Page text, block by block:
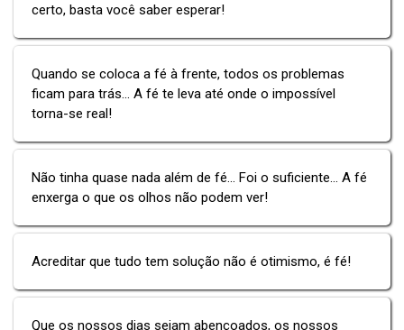
certo, basta você saber esperar!
Quando se coloca a fé à frente, todos os problemas
ficam para trás... A fé te leva até onde o impossível
torna-se real!
Não tinha quase nada além de fé... Foi o suficiente... A fé
enxerga o que os olhos não podem ver!
Acreditar que tudo tem solução não é otimismo, é fé!
Que os nossos dias sejam abençoados, os nossos